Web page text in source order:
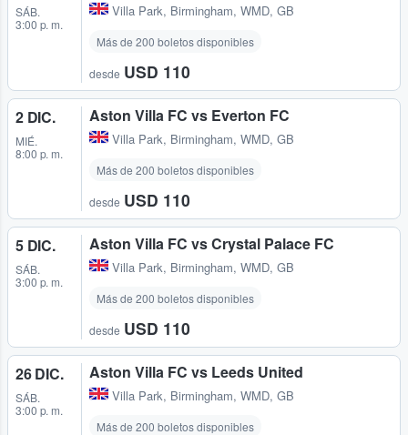
SÁB.
3:00 p. m.
Villa Park, Birmingham, WMD, GB
Más de 200 boletos disponibles
desde USD 110
2 DIC.
MIÉ.
8:00 p. m.
Aston Villa FC vs Everton FC
Villa Park, Birmingham, WMD, GB
Más de 200 boletos disponibles
desde USD 110
5 DIC.
SÁB.
3:00 p. m.
Aston Villa FC vs Crystal Palace FC
Villa Park, Birmingham, WMD, GB
Más de 200 boletos disponibles
desde USD 110
26 DIC.
SÁB.
3:00 p. m.
Aston Villa FC vs Leeds United
Villa Park, Birmingham, WMD, GB
Más de 200 boletos disponibles